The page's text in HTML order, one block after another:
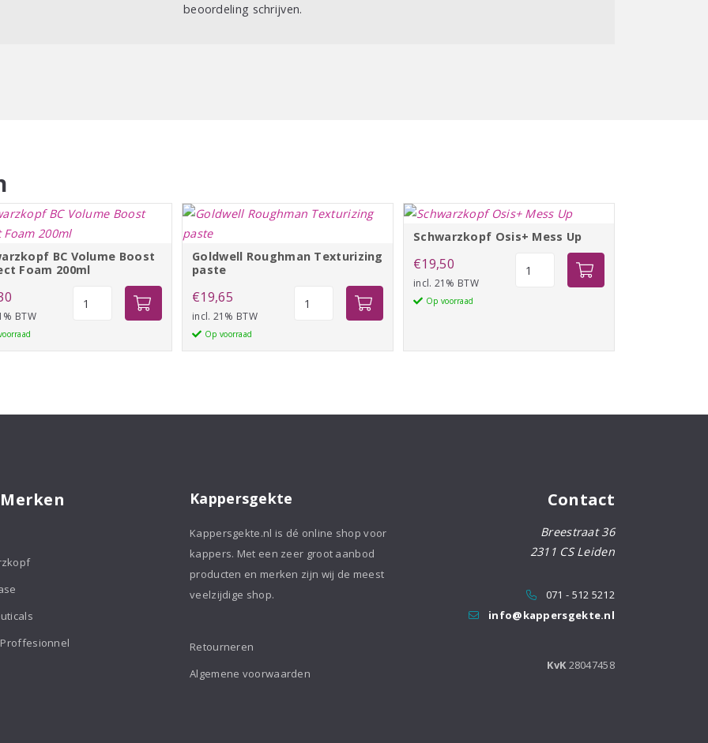
Fragrance,
Titanium Dioxide, Linalool,
Hydroxycitronellal, Alpha-
Amyl Cinnamal, Solanum
refer to the ingredient
ingredients
beoordeling schrijven.
BC Volume Boost
Foam 200ml
BTW
Schwarzkopf
Boost
200ml
Goldwell Roughman Texturizing
paste
€19,65
incl. 21% BTW
Op voorraad
Roughman
paste
Schwarzkopf Osis+ Mess Up
€19,50
incl. 21% BTW
Op voorraad
Schwarzkopf
Proffesionnel
Kappersgekte
Kappersgekte.nl is dé online shop voor
kappers. Met een zeer groot aanbod
producten en merken zijn wij de meest
veelzijdige shop.
Retourneren
Algemene voorwaarden
Contact
Breestraat 36
2311 CS Leiden
071 - 512 5212
info@kappersgekte.nl
KvK 28047458